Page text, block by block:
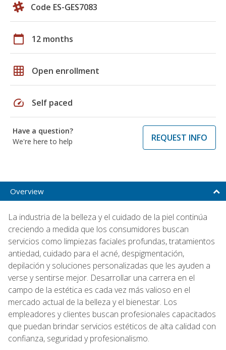
Code ES-GES7083
calendar_today 12 months
grid_on Open enrollment
speed Self paced
Have a question?
We're here to help
REQUEST INFO
Overview
La industria de la belleza y el cuidado de la piel continúa
creciendo a medida que los consumidores buscan
servicios como limpiezas faciales profundas, tratamientos
antiedad, cuidado para el acné, despigmentación,
depilación y soluciones personalizadas que les ayuden a
verse y sentirse mejor. Desarrollar una carrera en el
campo de la estética es cada vez más valioso en el
mercado actual de la belleza y el bienestar. Los
empleadores y clientes buscan profesionales capacitados
que puedan brindar servicios estéticos de alta calidad con
confianza, seguridad y profesionalismo.